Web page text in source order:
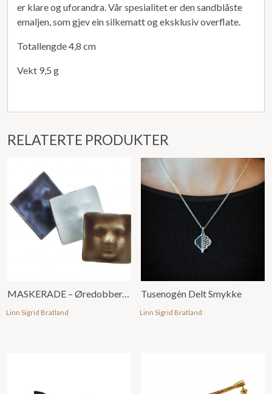
er klare og uforandra. Vår spesialitet er den sandblåste
emaljen, som gjev ein silkematt og eksklusiv overflate.
Totallengde 4,8 cm
Vekt 9,5 g
RELATERTE PRODUKTER
MASKERADE – Øredobber, store
Linn Sigrid Bratland
Tusenogèn Delt Smykke
Linn Sigrid Bratland